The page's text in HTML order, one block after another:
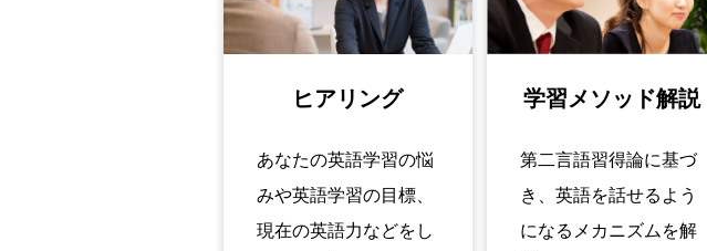
ヒアリング
あなたの英語学習の悩
みや英語学習の目標、
現在の英語力などをし
学習メソッド解説
第二言語習得論に基づ
き、英語を話せるよう
になるメカニズムを解